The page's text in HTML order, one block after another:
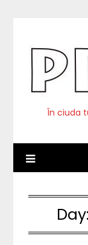
În ciuda
Day: